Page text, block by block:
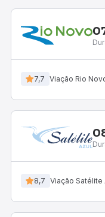
7,7 Viação Rio
8,7 Viação Satélite